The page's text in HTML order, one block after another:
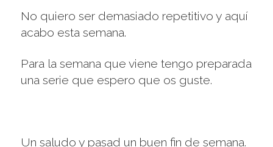
No quiero ser demasiado repetitivo y aquí
acabo esta semana.
Para la semana que viene tengo preparada
una serie que espero que os guste.
Un saludo y pasad un buen fin de semana.